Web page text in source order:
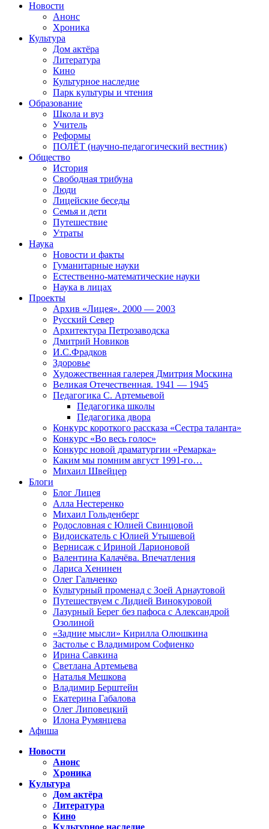
Новости
Анонс
Хроника
Культура
Дом актёра
Литература
Кино
Культурное наследие
Парк культуры и чтения
Образование
Школа и вуз
Учитель
Реформы
ПОЛЁТ (научно-педагогический вестник)
Общество
История
Свободная трибуна
Люди
Лицейские беседы
Семья и дети
Путешествие
Утраты
Наука
Новости и факты
Гуманитарные науки
Естественно-математические науки
Наука в лицах
Проекты
Архив «Лицея». 2000 — 2003
Русский Север
Архитектура Петрозаводска
Дмитрий Новиков
И.С.Фрадков
Здоровье
Художественная галерея Дмитрия Москина
Великая Отечественная. 1941 — 1945
Педагогика С. Артемьевой
Педагогика школы
Педагогика двора
Конкурс короткого рассказа «Сестра таланта»
Конкурс «Во весь голос»
Конкурс новой драматургии «Ремарка»
Каким мы помним август 1991-го…
Михаил Швейцер
Блоги
Блог Лицея
Алла Нестеренко
Михаил Гольденберг
Родословная с Юлией Свинцовой
Видоискатель с Юлией Утышевой
Вернисаж с Ириной Ларионовой
Валентина Калачёва. Впечатления
Лариса Хенинен
Олег Гальченко
Культурный променад с Зоей Арнаутовой
Путешествуем с Лидией Винокуровой
Лазурный Берег без пафоса с Александрой
Озолиной
«Задние мысли» Кирилла Олюшкина
Застолье с Владимиром Софиенко
Ирина Савкина
Светлана Артемьева
Наталья Мешкова
Владимир Берштейн
Екатерина Габалова
Олег Липовецкий
Илона Румянцева
Афиша
Новости
Анонс
Хроника
Культура
Дом актёра
Литература
Кино